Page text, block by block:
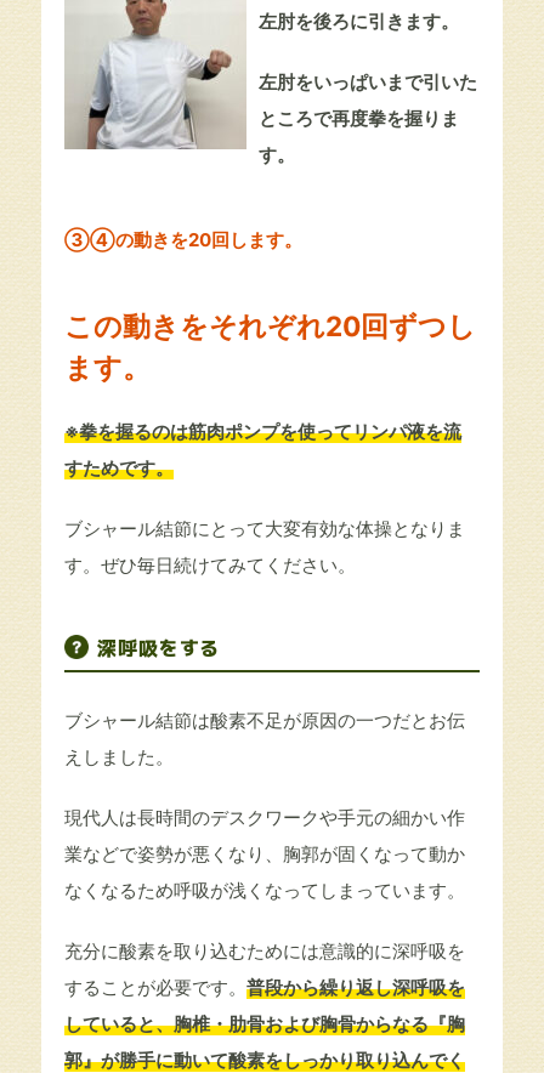
左肘を後ろに引きます。
左肘をいっぱいまで引いた
ところで再度拳を握りま
す。
③④の動きを20回します。
この動きをそれぞれ20回ずつし
ます。
※拳を握るのは筋肉ポンプを使ってリンパ液を流
すためです。
ブシャール結節にとって大変有効な体操となりま
す。ぜひ毎日続けてみてください。
深呼吸をする
ブシャール結節は酸素不足が原因の一つだとお伝
えしました。
現代人は長時間のデスクワークや手元の細かい作
業などで姿勢が悪くなり、胸郭が固くなって動か
なくなるため呼吸が浅くなってしまっています。
充分に酸素を取り込むためには意識的に深呼吸を
することが必要です。普段から繰り返し深呼吸を
していると、胸椎・肋骨および胸骨からなる『胸
郭』が勝手に動いて酸素をしっかり取り込んでく